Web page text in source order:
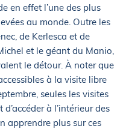
en effet l’une des plus
au monde. Outre les
de Kerlesca et de
et le géant du Manio,
le détour. À noter que
à la visite libre
seules les visites
à l’intérieur des
apprendre plus sur ces